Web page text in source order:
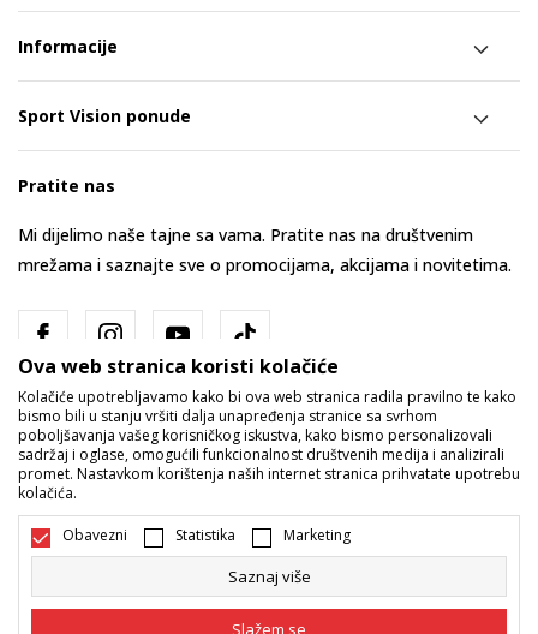
Informacije
Sport Vision ponude
Pratite nas
Mi dijelimo naše tajne sa vama. Pratite nas na društvenim
mrežama i saznajte sve o promocijama, akcijama i novitetima.
Bosna i Hercegovina Promijenite
Ova web stranica koristi kolačiće
Kolačiće upotrebljavamo kako bi ova web stranica radila pravilno te kako
bismo bili u stanju vršiti dalja unapređenja stranice sa svrhom
poboljšavanja vašeg korisničkog iskustva, kako bismo personalizovali
sadržaj i oglase, omogućili funkcionalnost društvenih medija i analizirali
promet. Nastavkom korištenja naših internet stranica prihvatate upotrebu
kolačića.
Obavezni Statistika Marketing
Saznaj više
Slažem se